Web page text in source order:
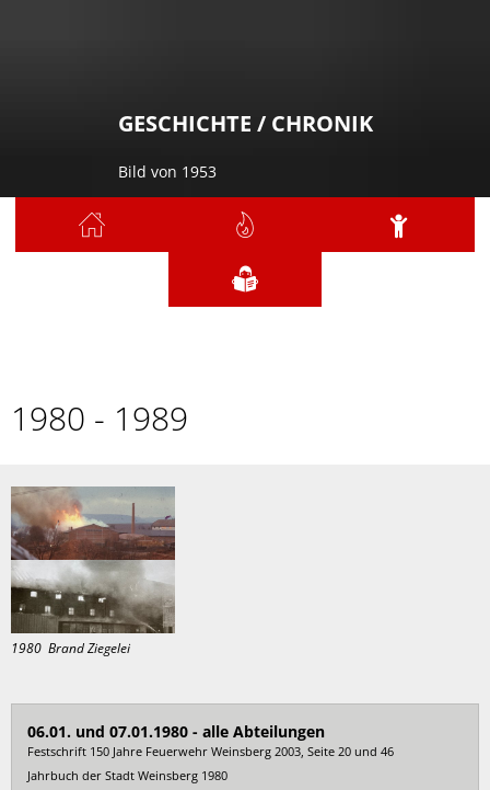
GESCHICHTE / CHRONIK
Bild von 1953
1980
1989
1980 - 1989
1980 Brand Ziegelei
06.01. und 07.01.1980 - alle Abteilungen
Festschrift 150 Jahre Feuerwehr Weinsberg 2003, Seite 20 und 46
Jahrbuch der Stadt Weinsberg 1980